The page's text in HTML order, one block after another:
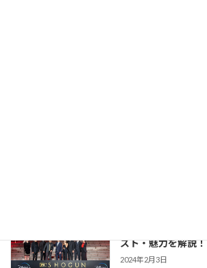
スト・魅力を解説！
2024年2月3日